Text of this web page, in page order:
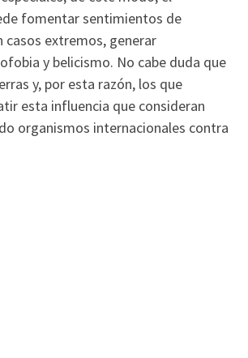
fomentar sentimientos de
casos extremos, generar
y belicismo. No cabe duda que
y, por esta razón, los que
esta influencia que consideran
organismos internacionales contra